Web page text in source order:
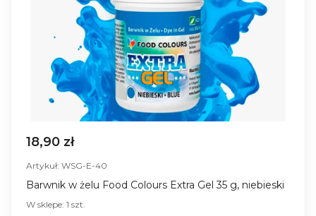
18,90 zł
Artykuł: WSG-E-40
Barwnik w żelu Food Colours Extra Gel 35 g, niebieski
W sklepe: 1 szt.